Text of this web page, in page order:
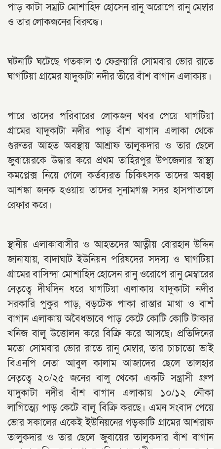
পাড় কাটা সম্রাট মোশাহিদ হোসেন রানু অরোপে রানু মেম্বার
ও তার লোকজনের বিরুদ্ধে।
ঘটনাটি ঘটেছে গতকাল ৩ ফেব্রুয়ারি সোমবার ভোর রাতে
ঘাগটিয়া গ্রামের যাদুকাটা নদীর তীরে বাঁশ বাগান এলাকায়।
পারে তাদের পরিবারের লোকজন খবর পেয়ে ঘাগটিয়া
গ্রামের যাদুকাটা নদীর পাড় বাঁশ বাগান এলাকা থেকে
গুরুতর আহত অবস্থায় আশ্রাফ তালুকদার ও তার ছেলে
জুবায়েরকে উদ্ধার করে প্রথম তাহিরপুর উপজেলার স্বাস্থ্য
কমপ্লেক্স নিয়ে গেলে কর্তব্যরত চিকিৎসক তাদের অবস্থা
আশঙ্কা জনক হওয়ায় তাদের সুনামগঞ্জ সদর হাসপাতালে
রেফার করে।
স্থানীয় এলাকাবাসীর ও আহতদের আত্নীয় বোরহান উদ্দিন
জানাযায়, বাদাঘাট ইউনিয়ন পরিষদের সদস্য ও ঘাগটিয়া
গ্রামের বাসিন্দা মোশাহিদ হোসেন রানু ওরোপে রানু মেম্বারের
নেতৃত্বে দীর্ঘদিন ধরে ঘাগটিয়া এলাকায় যাদুকাটা নদীর
সরকারি পুকুর পাড়, বড়টেক পাকা রাস্তার মাথা ও বাশঁ
বাগান এলাকায় অবৈধভাবে পাড় কেটে কোটি কোটি টাকার
খনিজ বালু উত্তোলন করে বিক্রি করে আসছে৷ প্রতিদিনের
মতো সোমবার ভোর রাতে রানু মেম্বার, তার চাচাতো ভাই
বিএনপি নেতা আবুল কালাম আজাদের ছেলে তালহার
নেতৃত্বে ২০/২৫ জনের বালু খেকো একটি সন্ত্রাসী গ্রুপ
যাদুকাটা নদীর বাঁশ বাগান এলাকায় ১০/১২ নৌকা
লাগিত্ম্যে পাড় কেটে বালু বিক্রি করছে। এমন সংবাদ পেয়ে
ভোর সকালের একেই ইউনিয়নের গড়কাটি গ্রামের আশরাফ
তালুকদার ও তার ছেলে জুবায়ের তালুকদার বাঁশ বাগান